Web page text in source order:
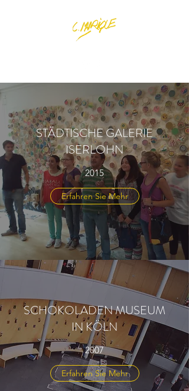
STÄDTISCHE GALERIE
ISERLOHN
2015
Erfahren Sie Mehr
SCHOKOLADEN MUSEUM
IN KÖLN
2007
Erfahren Sie Mehr